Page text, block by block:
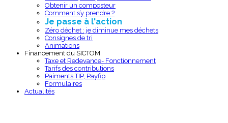
Obtenir un composteur
Comment s’y prendre ?
Je passe à l'action
Zéro déchet : je diminue mes déchets
Consignes de tri
Animations
Financement du SICTOM
Taxe et Redevance- Fonctionnement
Tarifs des contributions
Paiments TIP, Payfip
Formulaires
Actualités